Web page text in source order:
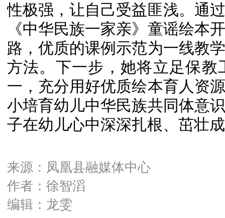
性极强，让自己受益匪浅。通
《中华民族一家亲》童谣绘本
路，优质的课例示范为一线教
方法。下一步，她将立足保
一，充分用好优质绘本育人资
小培育幼儿中华民族共同体意
子在幼儿心中深深扎根、茁壮
来源：凤凰县融媒体中心
作者：徐智滔
编辑：龙雯